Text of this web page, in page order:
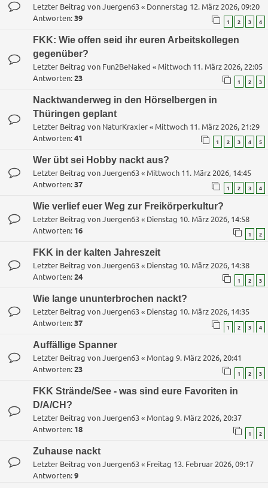
Letzter Beitrag vonJuergen63« Donnerstag 12. März 2026, 09:20
Antworten:39 1 2 3 4
FKK: Wie offen seid ihr euren Arbeitskollegen
gegenüber?
Letzter Beitrag von Fun2BeNaked « Mittwoch 11. März 2026, 22:05
Antworten:23 1 2 3
Nacktwanderweg in den Hörselbergen in
Thüringen geplant
Letzter Beitrag von NaturKraxler« Mittwoch 11. März 2026, 21:29
Antworten:41 1 2 3 4 5
Wer übt sei Hobby nackt aus?
Letzter Beitrag vonJuergen63« Mittwoch 11. März 2026, 14:45
Antworten:37 1 2 3 4
Wie verlief euer Weg zur Freikörperkultur?
Letzter Beitrag vonJuergen63« Dienstag 10. März 2026, 14:58
Antworten: 16 1 2
FKK in der kalten Jahreszeit
Letzter Beitrag vonJuergen63« Dienstag 10. März 2026, 14:38
Antworten:24 1 2 3
Wie lange ununterbrochen nackt?
Letzter Beitrag vonJuergen63« Dienstag 10. März 2026, 14:35
Antworten:37 1 2 3 4
Auffällige Spanner
Letzter Beitrag vonJuergen63« Montag 9. März 2026, 20:41
Antworten:23 1 2 3
FKK Strände/See - was sind eure Favoriten in
D/A/CH?
Letzter Beitrag vonJuergen63« Montag 9. März 2026, 20:37
Antworten: 18 1 2
Zuhause nackt
Letzter Beitrag vonJuergen63« Freitag 13. Februar 2026, 09:17
Antworten:9